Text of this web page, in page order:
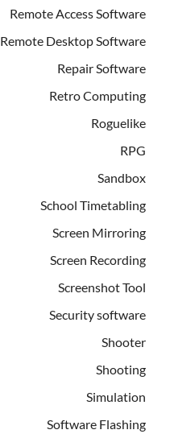
Remote Access Software
Remote Desktop Software
Repair Software
Retro Computing
Roguelike
RPG
Sandbox
School Timetabling
Screen Mirroring
Screen Recording
Screenshot Tool
Security software
Shooter
Shooting
Simulation
Software Flashing